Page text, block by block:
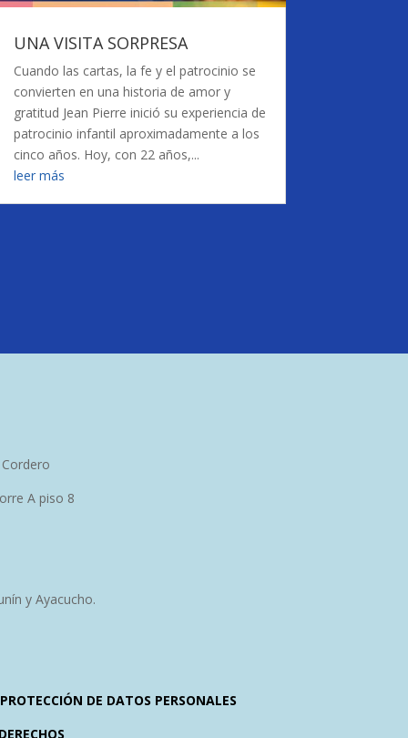
UNA VISITA SORPRESA
Cuando las cartas, la fe y el patrocinio se
convierten en una historia de amor y
gratitud Jean Pierre inició su experiencia de
patrocinio infantil aproximadamente a los
cinco años. Hoy, con 22 años,...
leer más
A piso 8
y Ayacucho.
DE DATOS PERSONALES